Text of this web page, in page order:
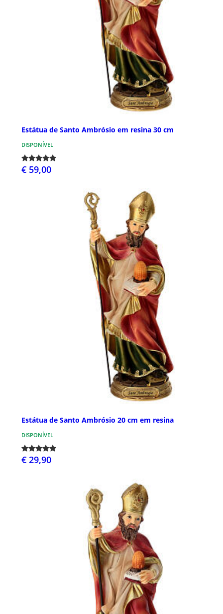
Estátua de Santo Ambrósio em resina 30 cm
DISPONÍVEL
€ 59,00
Estátua de Santo Ambrósio 20 cm em resina
DISPONÍVEL
€ 29,90